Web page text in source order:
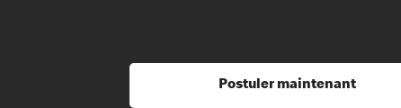
Postuler maintenant